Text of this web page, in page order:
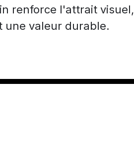
renforce l'attrait visuel,
une valeur durable.